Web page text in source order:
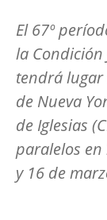
El 67º
la Condición
tendrá lugar
de Nueva
de Iglesias
paralelos
y 16 de